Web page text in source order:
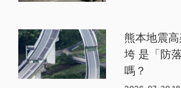
熊本地震
垮 是「防
嗎？